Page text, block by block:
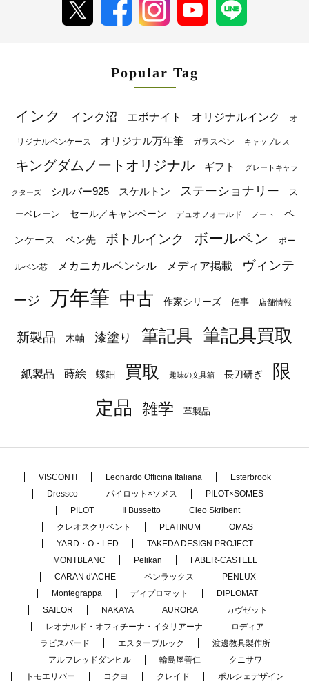
Popular Tag
インク インク沼 エボナイト オリジナルインク オ
リジナルペンケース オリジナル万年筆 ガラスペン キャップレス
キングダムノートオリジナル ギフト グレートキャラ
クターズ シルバー925 スケルトン ステーショナリー ス
ーベレーン セール／キャンペーン デュオフォールド ノート ペ
ンケース ペン先 ボトルインク ボールペン ボー
ルペン芯 メカニカルペンシル メディア掲載 ヴィンテ
ージ 万年筆 中古 作家シリーズ 催事 店舗情報
新製品 木軸 漆塗り 筆記具 筆記具買取
紙製品 蒔絵 螺鈿 買取 趣味の文具箱 長刀研ぎ
限
定品
雑学 革製品
VISCONTI Leonardo Officina Italiana
Esterbrook
Dressco
パイロット×ソメス
PILOT×SOMES
PILOT
Il Bussetto
Cleo Skribent
クレオスクリベント
PLATINUM
OMAS
YARD・O・LED
TAKEDA DESIGN PROJECT
MONTBLANC
Pelikan
FABER-CASTELL
CARAN d'ACHE
ペンラックス
PENLUX
Montegrappa
ディプロマット
DIPLOMAT
SAILOR
NAKAYA AURORA
カヴゼット
レオナルド・オフィチーナ・イタリアーナ
ロディア
ラピスバード
エスターブルック
渡邊教具製作所
アルフレッドダンヒル
輪島屋善仁
クニサワ
トモエリバー
コクヨ クレイド
ポルシェデザイン